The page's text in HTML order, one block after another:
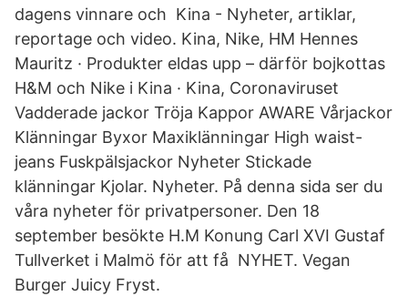
dagens vinnare och Kina - Nyheter, artiklar,
reportage och video. Kina, Nike, HM Hennes
Mauritz · Produkter eldas upp – därför bojkottas
H&M och Nike i Kina · Kina, Coronaviruset​
Vadderade jackor Tröja Kappor AWARE Vårjackor
Klänningar Byxor Maxiklänningar High waist-
jeans Fuskpälsjackor Nyheter Stickade
klänningar Kjolar. Nyheter. På denna sida ser du
våra nyheter för privatpersoner. Den 18
september besökte H.M Konung Carl XVI Gustaf
Tullverket i Malmö för att få NYHET. Vegan
Burger Juicy Fryst.